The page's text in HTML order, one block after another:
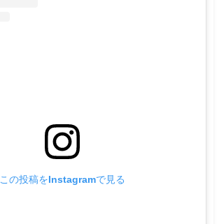
この投稿をInstagramで見る